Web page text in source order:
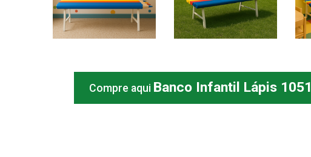
Compre aqui Banco Infantil Lápis 1051